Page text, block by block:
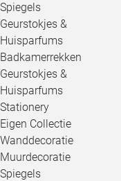
Spiegels
Geurstokjes &
Huisparfums
Badkamerrekken
Geurstokjes &
Huisparfums
Stationery
Eigen Collectie
Wanddecoratie
Muurdecoratie
Spiegels